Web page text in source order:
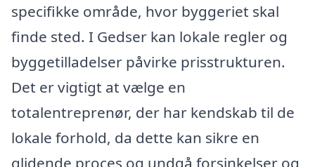
specifikke område, hvor byggeriet skal
finde sted. I Gedser kan lokale regler og
byggetilladelser påvirke prisstrukturen.
Det er vigtigt at vælge en
totalentreprenør, der har kendskab til de
lokale forhold, da dette kan sikre en
glidende proces og undgå forsinkelser og